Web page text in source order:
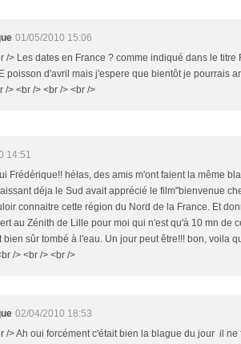
01/05/2010 15:06
/> Les dates en France ? comme indiqué dans le titre
poisson d'avril mais j'espere que bientôt je pourrais
/> <br /> <br /> <br />
14:51
Frédérique!! hélas, des amis m'ont faient la même
déja le Sud avait apprécié le film"bienvenue
connaitre cette région du Nord de la France. Et
au Zénith de Lille pour moi qui n'est qu'à 10 mn de
bien sûr tombé à l'eau. Un jour peut être!!! bon, voila
/> <br /> <br />
02/04/2010 18:53
/> Ah oui forcément c'était bien la blague du jour il